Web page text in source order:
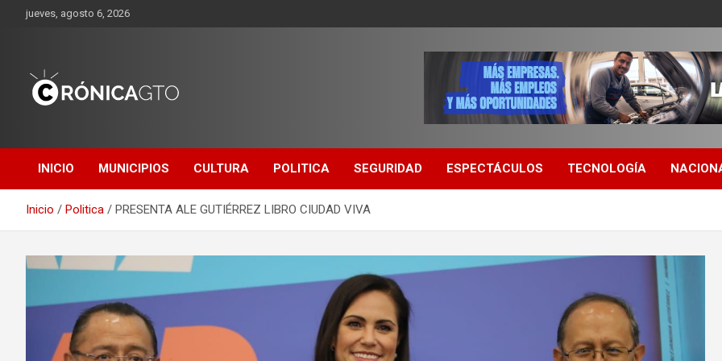
Saltarjueves, agosto 6, 2026
GUANAJUATO
INICIO MUNICIPIOS CULTURA POLITICA SEGURIDAD ESPECTÁCULOS TECNOLOGÍA
Inicio Politica PRESENTA ALE GUTIÉRREZ LIBRO CIUDAD VIVA